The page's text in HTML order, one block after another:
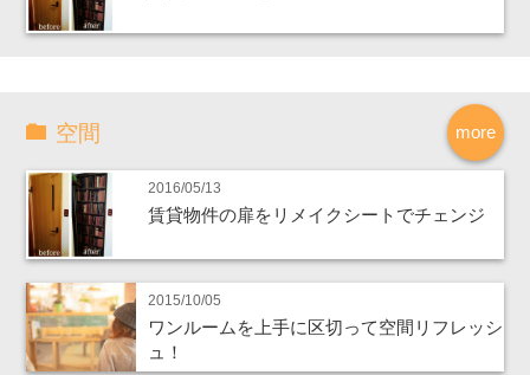
more
空間
2016/05/13
賃貸物件の扉をリメイクシートでチェンジ
2015/10/05
ワンルームを上手に区切って空間リフレッシ
ュ！